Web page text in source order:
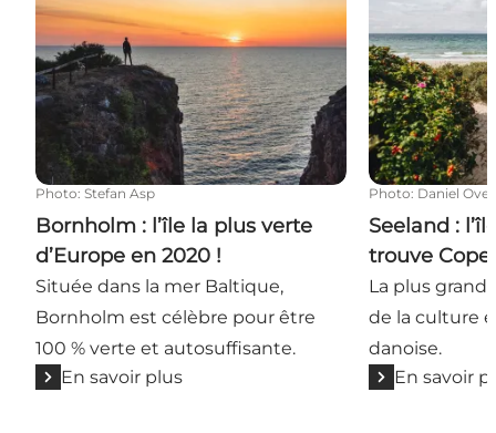
Photo: Stefan Asp
Bornholm : l’île la plus verte
d’Europe en 2020 !
Située dans la mer Baltique,
Bornholm est célèbre pour être
100 % verte et autosuffisante.
En savoir plus
Photo: Daniel
Seeland :
trouve
La plus
de la culture
danoise.
En savoir